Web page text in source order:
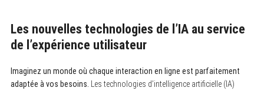
Les nouvelles technologies de l’IA au service
de l’expérience utilisateur
Imaginez un monde où chaque interaction en ligne est parfaitement
adaptée à vos besoins.
Les technologies d’intelligence artificielle (IA)